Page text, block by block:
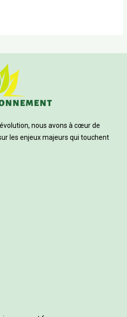
nous avons à cœur de
les enjeux majeurs qui touchent